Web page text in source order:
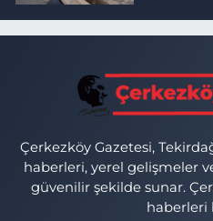
Çerkezköy Gazetesi,
haberleri, yerel gelişmeler
güvenilir şekilde sunar.
haberleri